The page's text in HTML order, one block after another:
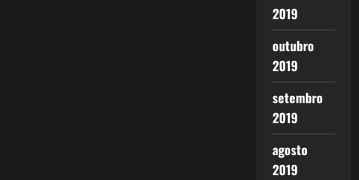
2019
outubro
2019
setembro
2019
agosto
2019